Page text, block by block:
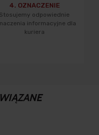
4. OZNACZENIE
Stosujemy odpowiednie
informacyjne dla
kuriera